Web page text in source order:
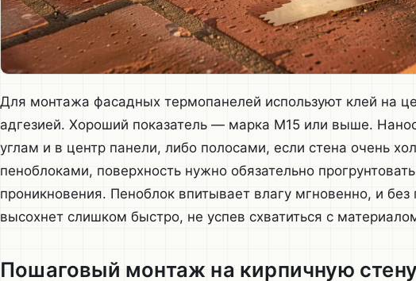
Для монтажа фасадных термопанелей используют клей на
адгезией. Хороший показатель — марка М15 или выше.
углам и в центр панели, либо полосами, если стена очень
пеноблоками, поверхность нужно обязательно
проникновения. Пеноблок впитывает влагу мгновенно, и без
высохнет слишком быстро, не успев схватиться с
Пошаговый монтаж на кирпичную стену